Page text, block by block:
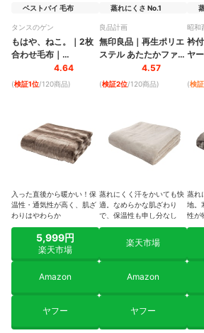
ベストバイ 毛布
タンスのゲン
もはや、ねこ。 ｜ 2枚
合わせ毛布 ｜
4.64
(検証1位/120商品)
入った直後から暖かい！保
温性・通気性が高く、肌ざ
わりはやわらか
5,999円
楽天市場
Amazon
ヤフー
蒸れにくさ No.1
良品計画
無印良品 ｜ 再生ポリエ
ステル あたたかファイ
バー厚手毛布 ｜
15598588
4.57
(検証2位/120商品)
蒸れにくく汗をかいても快
適。なめらかな肌ざわり
で、保温性も申し分なし
楽天市場
Amazon
ヤフー
昭和
衿
ヤ
(検
蒸れ
地。
性が